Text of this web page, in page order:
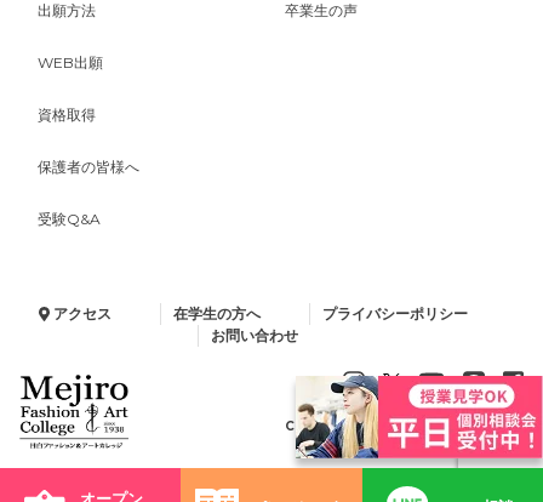
オープン
出願方法
WEB出願
資格取得
保護者の皆様へ
受験Q&A
卒業生の声
アクセス 在学生の方へ
プライバシーポリシー
お問い合わせ
Copyright © 2024 Minelva Gakuen.
All Rights Reserved.